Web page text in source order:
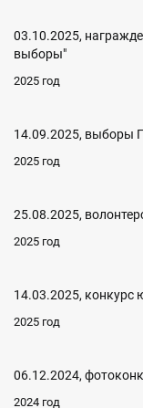
03.10.2025,
выборы"
2025 год
14.09.2025, выборы
2025 год
25.08.2025,
2025 год
14.03.2025, конкурс
2025 год
06.12.2024,
2024 год